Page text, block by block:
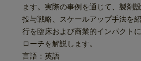
ます。実際の事例を通じて、製剤
投与戦略、スケールアップ手法を
行を臨床および商業的インパクト
ローチを解説します。
言語：英語